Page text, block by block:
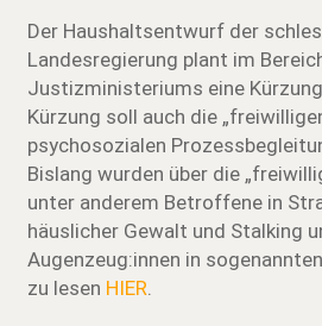
Der Haushaltsentwurf der
Landesregierung plant im
Justizministeriums eine
Kürzung soll auch die
psychosozialen
Bislang wurden über die
unter anderem Betroffene in
häuslicher Gewalt und Stalking
Augenzeug:innen in
zu lesen HIER.